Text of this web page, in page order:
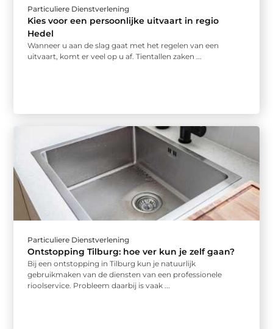
Particuliere Dienstverlening
Kies voor een persoonlijke uitvaart in regio
Hedel
Wanneer u aan de slag gaat met het regelen van een
uitvaart, komt er veel op u af. Tientallen zaken ...
Particuliere Dienstverlening
Ontstopping Tilburg: hoe ver kun je zelf gaan?
Bij een ontstopping in Tilburg kun je natuurlijk
gebruikmaken van de diensten van een professionele
rioolservice. Probleem daarbij is vaak ...